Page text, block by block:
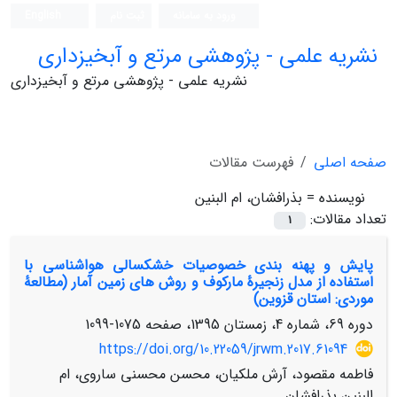
نشریه علمی - پژوهشی مرتع و آبخیزداری
نشریه علمی - پژوهشی مرتع و آبخیزداری
صفحه اصلی
فهرست مقالات
نویسنده = بذرافشان، ام البنین
تعداد مقالات:
1
پایش و پهنه بندی خصوصیات خشکسالی هواشناسی با
استفاده از مدل زنجیرۀ مارکوف و روش های زمین آمار (مطالعۀ
موردی: استان قزوین)
دوره 69، شماره 4، زمستان 1395، صفحه
1075-1099
https://doi.org/10.22059/jrwm.2017.61094
فاطمه مقصود، آرش ملکیان، محسن محسنی ساروی، ام